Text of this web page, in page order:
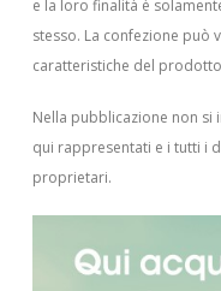
e la loro finalità è
stesso. La confezione può
caratteristiche del
Nella pubblicazione non
qui rappresentati e i tutti i
proprietari.